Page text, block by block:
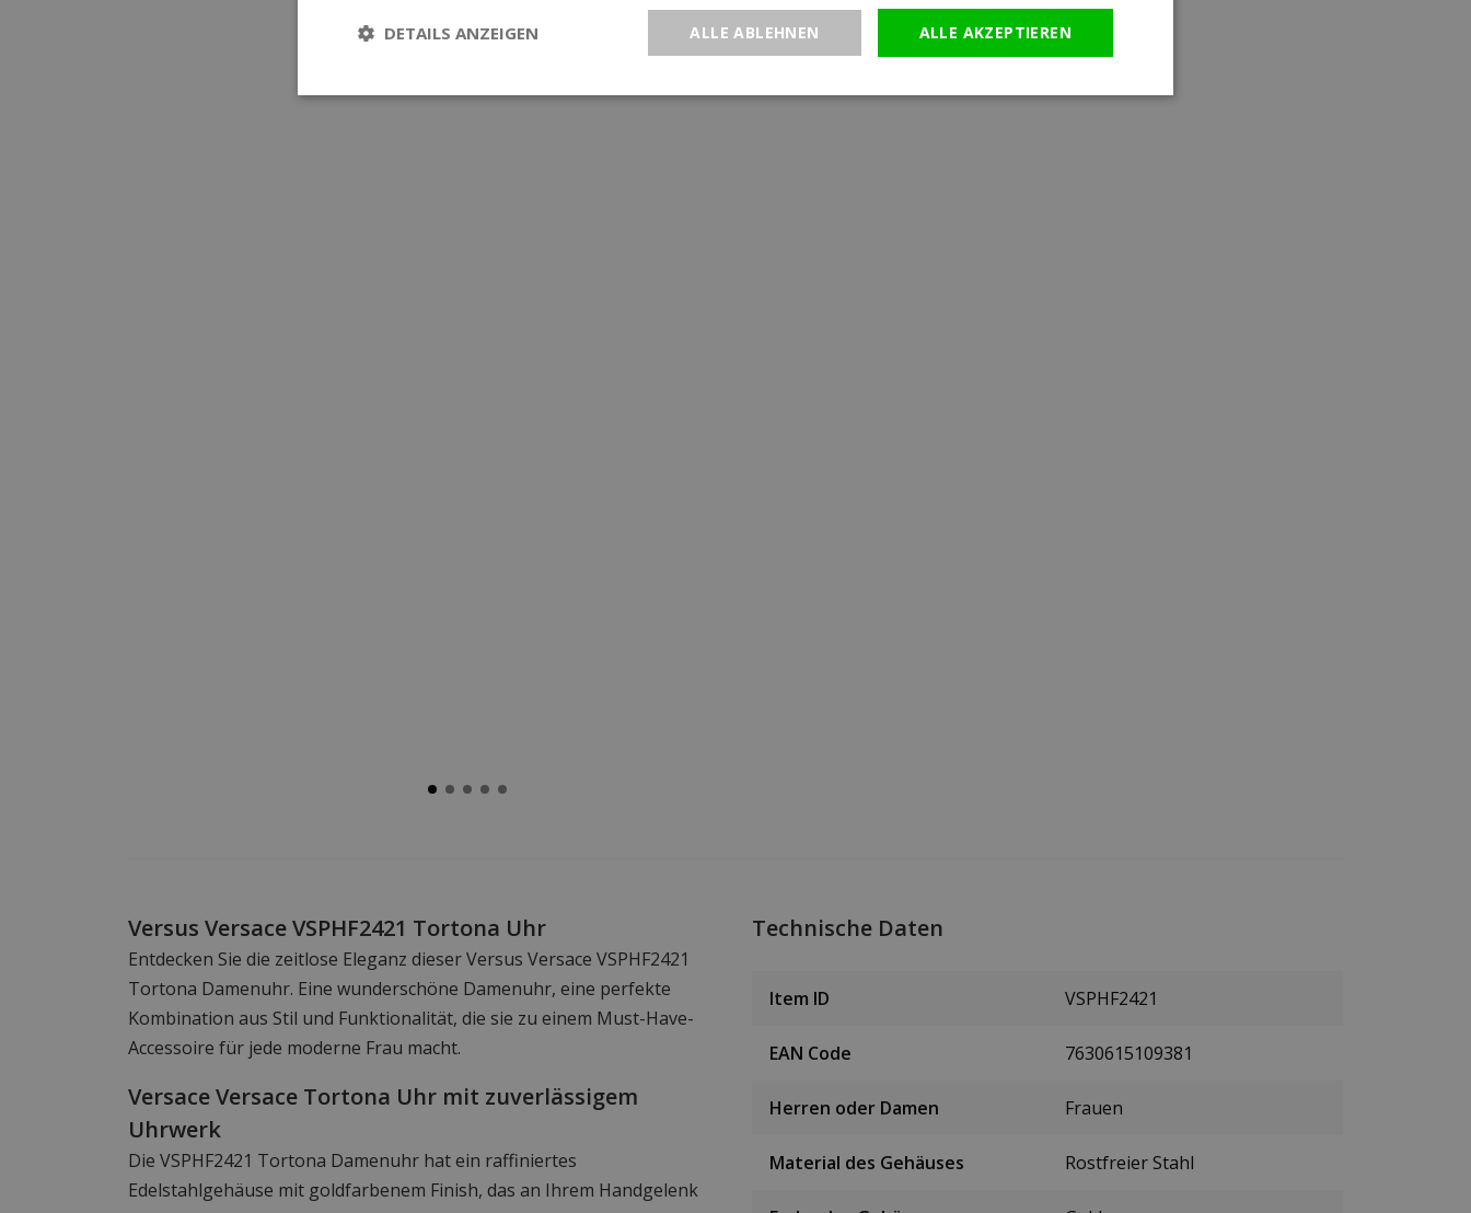
Versus Versace VSPHF2421 Tortona Uhr
Entdecken Sie die zeitlose Eleganz dieser Versus Versace VSPHF2421
Tortona Damenuhr. Eine wunderschöne Damenuhr, eine perfekte
Kombination aus Stil und Funktionalität, die sie zu einem Must-Have-
Accessoire für jede moderne Frau macht.
Versace Versace Tortona Uhr mit zuverlässigem
Uhrwerk
Die VSPHF2421 Tortona Damenuhr hat ein raffiniertes
Edelstahlgehäuse mit goldfarbenem Finish, das an Ihrem Handgelenk
Technische Daten
Item ID VSPHF2421
EAN Code 7630615109381
Herren oder Damen Frauen
Material des Gehäuses Rostfreier Stahl
ALLE AKZEPTIEREN
ALLE ABLEHNEN
DETAILS ANZEIGEN